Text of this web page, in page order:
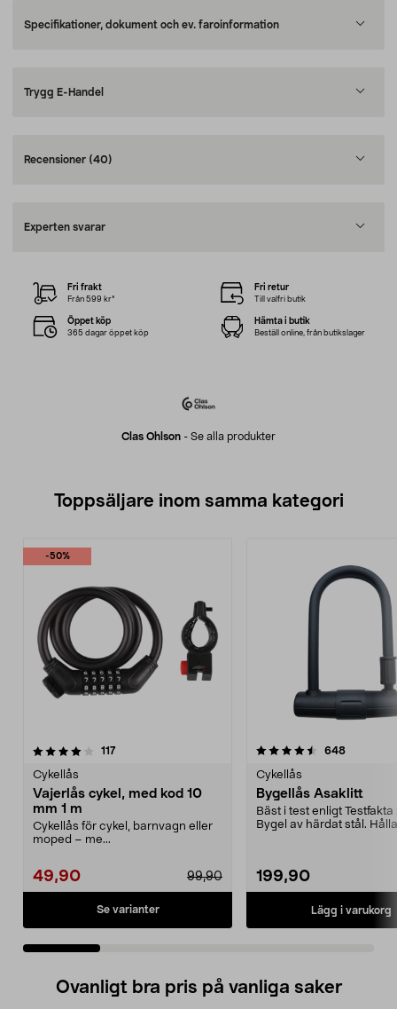
Specifikationer, dokument och ev. faroinformation
Trygg E-Handel
Recensioner (40)
Experten svarar
Clas Ohlson - Se alla produkter
Fri frakt
Från 599 kr*
Fri retur
Till valfri butik
Öppet köp
365 dagar öppet köp
Hämta i butik
Beställ online, från butikslager
Toppsäljare inom samma kategori
-50%
117recensioner
Cykellås
Vajerlås cykel, med kod 10
mm 1 m
Cykellås för cykel, barnvagn eller
moped – me...
49,90 99,90
Se varianter
4.5 av 5 stjärnor 648
Cykellås
Bygellås Asaklitt
Bäst i test enligt Testfakta
Bygel av härdat stål.
199,90
Lägg i varukorg
4.5 av 5 stjärnor
Ovanligt bra pris på vanliga saker